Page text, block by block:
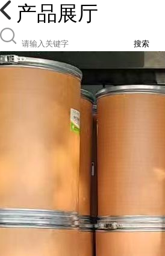
产品展厅
搜索